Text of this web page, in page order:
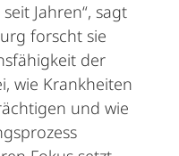
Jahren“, sagt
forscht sie
der
wie Krankheiten
und wie